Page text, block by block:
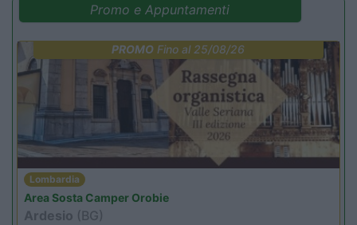
Promo e Appuntamenti
PROMO Fino al 25/08/26
Lombardia
Area Sosta Camper Orobie
Ardesio (BG)